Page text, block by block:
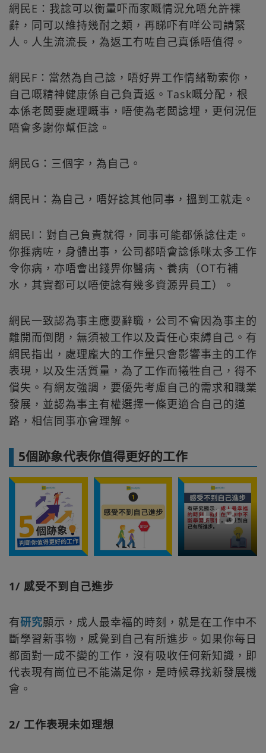
網民E：我諗可以衡量吓而家嘅情況允唔允許裸
辭，同可以維持幾耐之類，再睇吓有咩公司請緊
人。人生流流長，為返工冇咗自己真係唔值得。
網民F：當然為自己諗，唔好畀工作情緒勒索你，
自己嘅精神健康係自己負責返。Task嘅分配，根
本係老闆要處理嘅事，唔使為老闆諗埋，更何況佢
唔會多謝你幫佢諗。
網民G：三個字，為自己。
網民H：為自己，唔好諗其他同事，搵到工就走。
網民I：對自己負責就得，同事可能都係諗住走。
你捱病咗，身體出事，公司都唔會諗係咪太多工作
令你病，亦唔會出錢畀你醫病、養病（OT冇補
水，其實都可以唔使諗有幾多資源畀員工）。
網民一致認為事主應要辭職，公司不會因為事主的
離開而倒閉，無須被工作以及責任心束縛自己。有
網民指出，處理龐大的工作量只會影響事主的工作
表現，以及生活質量，為了工作而犧牲自己，得不
償失。有網友強調，要優先考慮自己的需求和職業
發展，並認為事主有權選擇一條更適合自己的道
路，相信同事亦會理解。
5個跡象代表你值得更好的工作
+13
1/ 感受不到自己進步
有研究顯示，成人最幸福的時刻，就是在工作中不
斷學習新事物，感覺到自己有所進步。如果你每日
都面對一成不變的工作，沒有吸收任何新知識，即
代表現有崗位已不能滿足你，是時候尋找新發展機
會。
2/ 工作表現未如理想